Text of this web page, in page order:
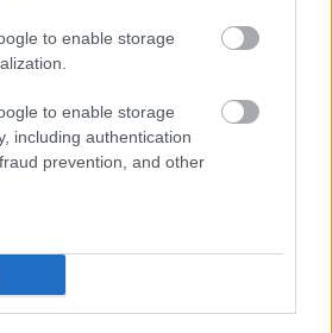
to enable storage
to enable storage
including authentication
prevention, and other
aPentel